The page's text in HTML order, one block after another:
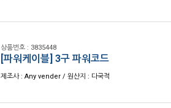
상품번호 : 3835448
[파워케이블] 3구 파워코드
제조사 : Any vender / 원산지 : 다국적